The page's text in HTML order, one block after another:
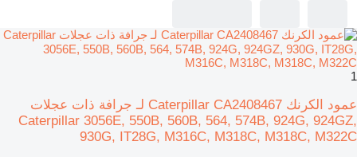
1
عمود الكرنك Caterpillar CA2408467 لـ جرافة ذات عجلات
Caterpillar 3056E, 550B, 560B, 564, 574B, 924G, 924GZ,
930G, IT28G, M316C, M318C, M318C, M322C